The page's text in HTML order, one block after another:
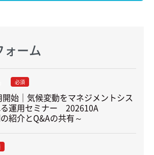
ォーム
必須
始｜気候変動をマネジメントシス
運用セミナー　202610A
紹介とQ&Aの共有～